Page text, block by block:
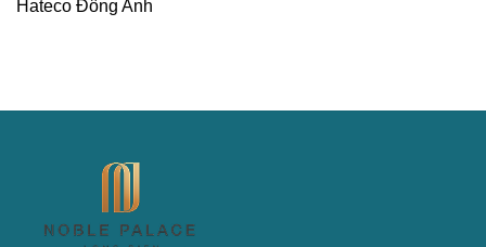
Hateco Đông Anh